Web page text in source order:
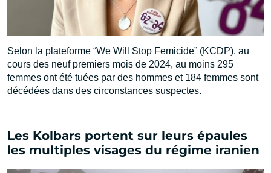
Selon la plateforme “We Will Stop Femicide” (KCDP), au
cours des neuf premiers mois de 2024, au moins 295
femmes ont été tuées par des hommes et 184 femmes sont
décédées dans des circonstances suspectes.
Les Kolbars portent sur leurs épaules
les multiples visages du régime iranien